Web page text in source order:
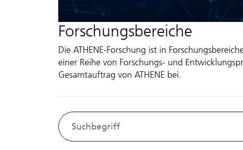
Forschungsbereiche
Die ATHENE-Forschung ist in
einer Reihe von Forschungs- und
Gesamtauftrag von ATHENE bei.